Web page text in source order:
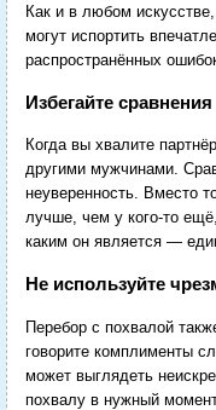
Как и в любом
могут испортить
распространённых
Избегайте сравнения
Когда вы хвалите
другими мужчинами.
неуверенность. Вместо
лучше, чем у кого-то
каким он является —
Не используйте
Перебор с похвалой
говорите комплименты
может выглядеть
похвалу в нужный